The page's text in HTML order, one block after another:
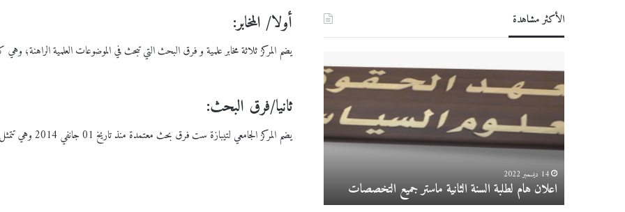
أولا/ المخابر:
يضم المركز ثلاثة مخابر علمية و فرق البحث التي تبحث في الموضوعات العلمية الراهنة؛ وهي
ثانيا/فرق البحث:
يضم المركز الجامعي لتيبازة ست فرق بحث معتمدة منذ تاريخ 01 جانفي 2014 وهي تتمثل في مايلي:
الأكثر مشاهدة
هام
لطلبة
الثانية
ماستر
جميع
التخصصات
14 ديسمبر 2022
اعلان هام لطلبة السنة الثانية ماستر جميع التخصصات
عبر
الخط
الجامعية
2026/2025
إعـــــــــــــــــــــــلان